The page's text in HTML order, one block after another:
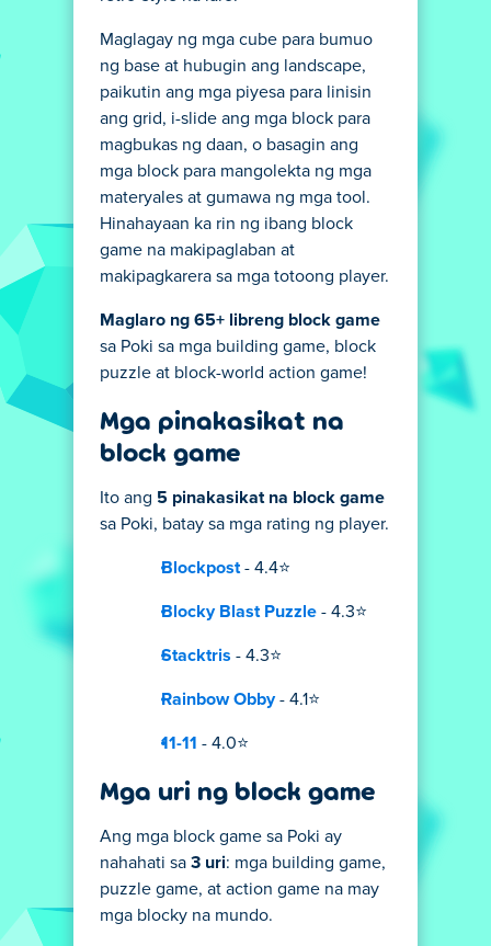
Maglagay ng mga cube para bumuo
ng base at hubugin ang landscape,
paikutin ang mga piyesa para linisin
ang grid, i-slide ang mga block para
magbukas ng daan, o basagin ang
mga block para mangolekta ng mga
materyales at gumawa ng mga tool.
Hinahayaan ka rin ng ibang block
game na makipaglaban at
makipagkarera sa mga totoong player.
Maglaro ng 65+ libreng block game
sa Poki sa mga building game, block
puzzle at block-world action game!
Mga pinakasikat na
block game
Ito ang 5 pinakasikat na block game
sa Poki, batay sa mga rating ng player.
Blockpost - 4.4⭐
Blocky Blast Puzzle - 4.3⭐
Stacktris - 4.3⭐
Rainbow Obby- 4.1⭐
11-11 - 4.0⭐
Mga uri ng block game
Ang mga block game sa Poki ay
nahahati sa 3 uri: mga building game,
puzzle game, at action game na may
mga blocky na mundo.